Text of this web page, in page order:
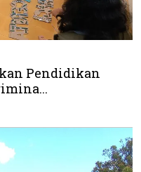
Pendidikan